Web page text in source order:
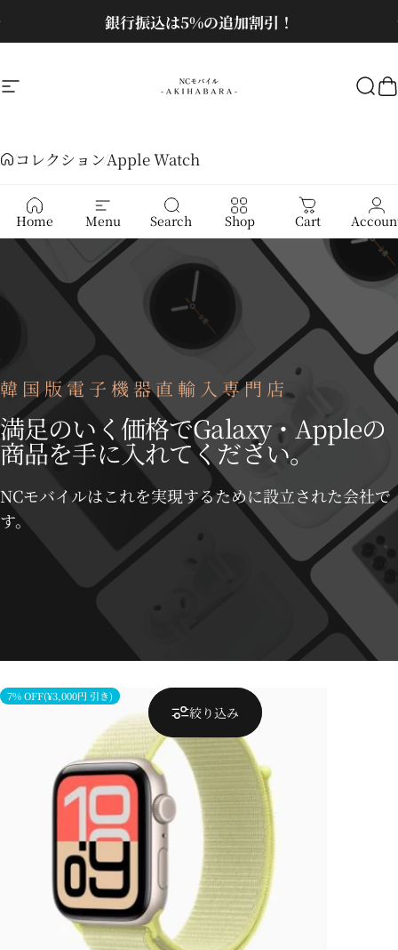
コンテンツへスキップ銀行振込は5%の追加割引！
スライドショーを一時停止
サイトナビゲーションNCモバイル 検
Home Menu Search Shop Cart
コレクションApple Watch
Apple Watch
韓国版電子機器直輸入専門店
満足のいく価格でGalaxy・Appleの
商品を手に入れてください。
NCモバイルはこれを実現するために設立された会社で
す。
絞り込み
7% OFF(¥3,000円 引き)